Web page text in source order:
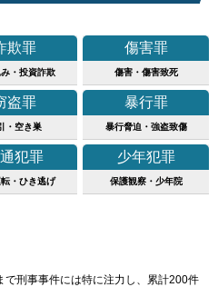
欺罪
・投資詐欺
傷害罪
傷害・傷害致死
盗罪
・空き巣
暴行罪
暴行脅迫・強盗致傷
犯罪
・ひき逃げ
少年犯罪
保護観察・少年院
で刑事事件には特に注力し、累計200件